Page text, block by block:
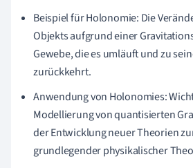
Beispiel für Holonomie: Die
Objekts aufgrund einer
Gewebe, die es umläuft und zu
zurückkehrt.
Anwendung von Holonomies:
Modellierung von quantisierten
der Entwicklung neuer Theorien
grundlegender physikalischer